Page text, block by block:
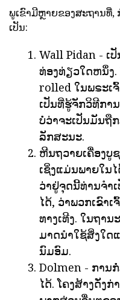
ພູເຂົາມີຫຼາຍຂອງສະຖານທີ່,
ເປັນ:
Wall Pidan - ເ
ທ່ອງທ່ຽວໃດຫນຶ່ງ.
rolled ໃນພຣະເ
ເປັນທີ່ຮູ້ຈັກວິທີກາ
ບໍ່ວ່າຈະເປັນມັນຖື
ລັກສະນະ.
ຫີນຖວາຍເຄື່ອງບູ
ເຊິ່ງແມ່ນພາຍໃນ
ວ່າຢູ່ຈຸດນີ້ທ່ານຈໍາ
ໄດ້, ວ່າພວກເຂົາ
ທາງເທີງ. ໃນຖາ
ມາດນໍາໃຊ້ສິ່ງໃດ
ນົມອົມ.
Dolmen - ການ
ໄດ້. ໂຄງສ້າງດັ່ງ